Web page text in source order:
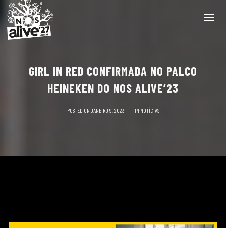
GIRL IN RED CONFIRMADA NO PALCO
HEINEKEN DO NOS ALIVE’23
POSTED ON JANEIRO 9, 2023 IN NOTÍCIAS